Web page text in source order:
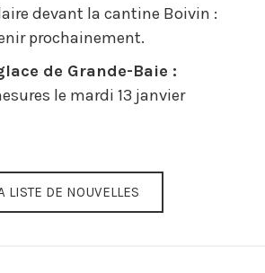
devant la cantine Boivin :
prochainement.
de Grande-Baie :
le mardi 13 janvier
LISTE DE NOUVELLES